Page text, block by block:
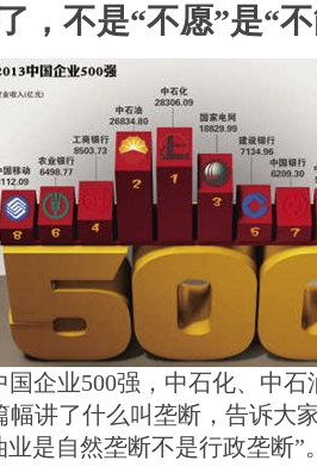
，不是“不愿”是“
国企业500强，中石化、中
幅讲了什么叫垄断，告诉大
业是自然垄断不是行政垄断